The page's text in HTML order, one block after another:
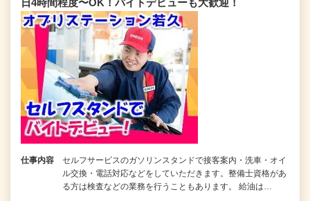
日4時間程度〜OK！バイトデビューも大歓迎！
仕事内容
セルフサービスのガソリンスタンドで接客案内・洗車・オイ
ル交換・電話対応などをしていただきます。整備士資格があ
る方は検査などの業務を行うこともあります。 給油は…